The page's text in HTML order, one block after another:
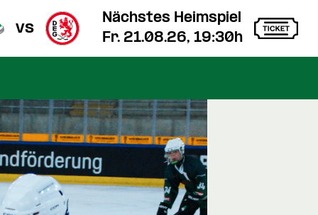
vs
Nächstes Heimspiel
Fr. 21.08.26, 19:30h